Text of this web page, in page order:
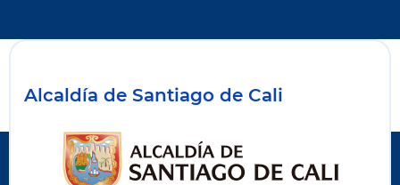
Alcaldía de Santiago de Cali